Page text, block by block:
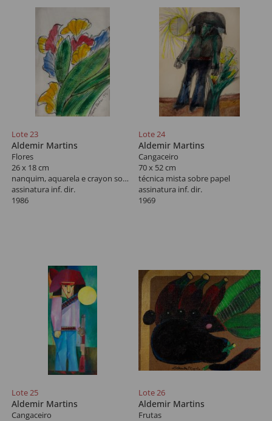
Lote 23
Aldemir Martins
Flores
26 x 18 cm
nanquim, aquarela e crayon sobre papel
assinatura inf. dir.
1986
Lote 24
Aldemir Martins
Cangaceiro
70 x 52 cm
técnica mista sobre papel
assinatura inf. dir.
1969
Lote 25
Aldemir Martins
Cangaceiro
Lote 26
Aldemir Martins
Frutas